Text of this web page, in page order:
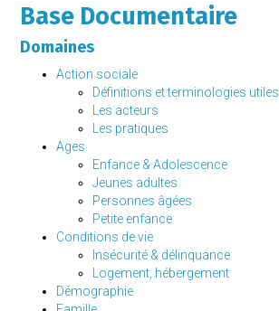
Base Documentaire
Domaines
Action sociale
Définitions et terminologies utiles
Les acteurs
Les pratiques
Ages
Enfance & Adolescence
Jeunes adultes
Personnes âgées
Petite enfance
Conditions de vie
Insécurité & délinquance
Logement, hébergement
Démographie